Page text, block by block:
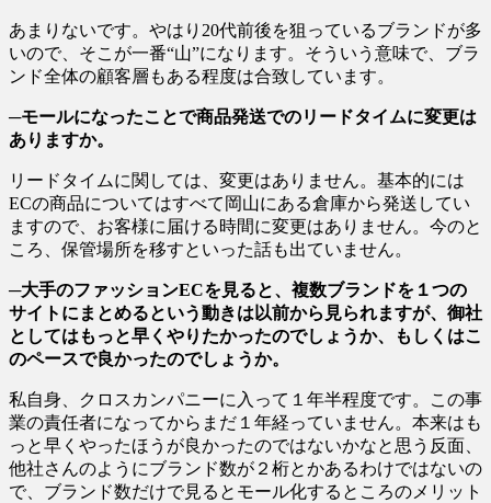
あまりないです。やはり20代前後を狙っているブランドが多
いので、そこが一番“山”になります。そういう意味で、ブラ
ンド全体の顧客層もある程度は合致しています。
─モールになったことで商品発送でのリードタイムに変更は
ありますか。
リードタイムに関しては、変更はありません。基本的には
ECの商品についてはすべて岡山にある倉庫から発送してい
ますので、お客様に届ける時間に変更はありません。今のと
ころ、保管場所を移すといった話も出ていません。
─大手のファッションECを見ると、複数ブランドを１つの
サイトにまとめるという動きは以前から見られますが、御社
としてはもっと早くやりたかったのでしょうか、もしくはこ
のペースで良かったのでしょうか。
私自身、クロスカンパニーに入って１年半程度です。この事
業の責任者になってからまだ１年経っていません。本来はも
っと早くやったほうが良かったのではないかなと思う反面、
他社さんのようにブランド数が２桁とかあるわけではないの
で、ブランド数だけで見るとモール化するところのメリット